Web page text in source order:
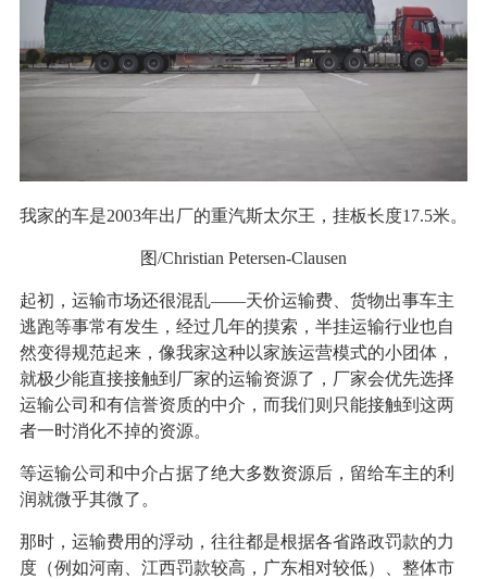
我家的车是2003年出厂的重汽斯太尔王，挂板长度17.5米。
图/Christian Petersen-Clausen
起初，运输市场还很混乱——天价运输费、货物出事车主
逃跑等事常有发生，经过几年的摸索，半挂运输行业也自
然变得规范起来，像我家这种以家族运营模式的小团体，
就极少能直接接触到厂家的运输资源了，厂家会优先选择
运输公司和有信誉资质的中介，而我们则只能接触到这两
者一时消化不掉的资源。
等运输公司和中介占据了绝大多数资源后，留给车主的利
润就微乎其微了。
那时，运输费用的浮动，往往都是根据各省路政罚款的力
度（例如河南、江西罚款较高，广东相对较低）、整体市